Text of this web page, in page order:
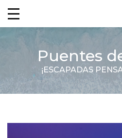
Puentes
¡ESCAPADAS